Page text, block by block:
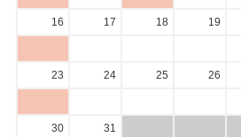
16 17 18 19
23 24 25 26
30 31